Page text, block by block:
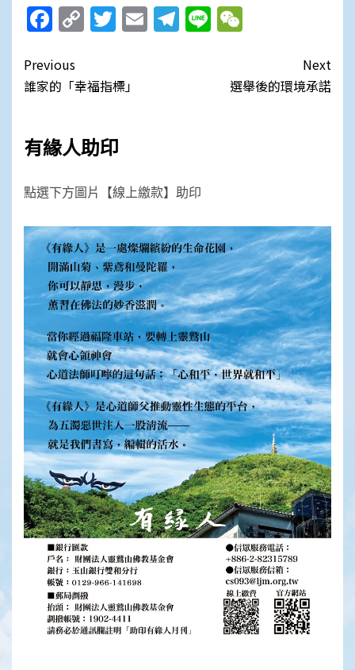
Facebook
CopyTwitter
EmailTelegram
Line
Post
navigation
Previous
誰家的「幸福指標」
Next
選舉後的環境承諾
有緣人助印
點選下方圖片【線上繳款】助印